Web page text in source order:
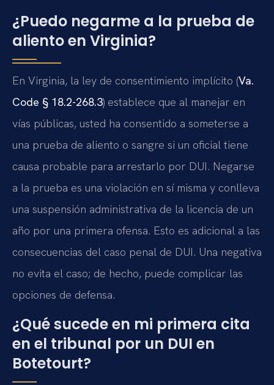
¿Puedo negarme a la prueba de
aliento en Virginia?
En Virginia, la ley de consentimiento implícito (Va.
Code § 18.2-268.3) establece que al manejar en
vías públicas, usted ha consentido a someterse a
una prueba de aliento o sangre si un oficial tiene
causa probable para arrestarlo por DUI. Negarse
a la prueba es una violación en sí misma y conlleva
una suspensión administrativa de la licencia de un
año por una primera ofensa. Esto es adicional a las
consecuencias del caso penal de DUI. Una negativa
no evita el caso; de hecho, puede complicar las
opciones de defensa.
¿Qué sucede en mi primera cita
en el tribunal por un DUI en
Botetourt?